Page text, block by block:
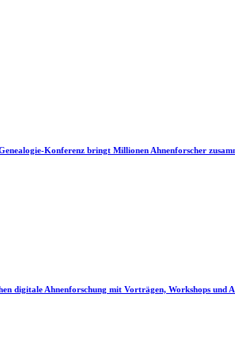
Konferenz bringt Millionen Ahnenforscher
digitale Ahnenforschung mit Vorträgen, Workshops und